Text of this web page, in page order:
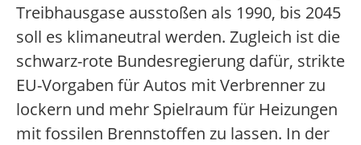
Treibhausgase ausstoßen als 1990, bis 2045
soll es klimaneutral werden. Zugleich ist die
schwarz-rote Bundesregierung dafür, strikte
EU-Vorgaben für Autos mit Verbrenner zu
lockern und mehr Spielraum für Heizungen
mit fossilen Brennstoffen zu lassen. In der